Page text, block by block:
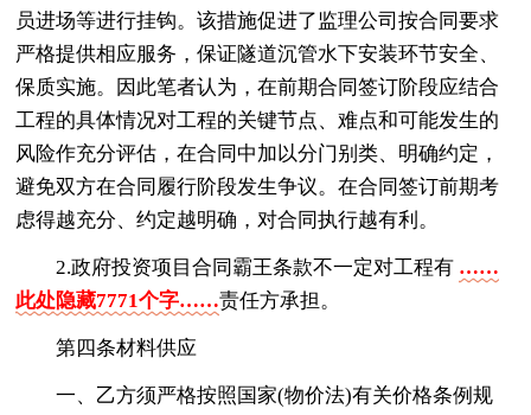
员进场等进行挂钩。该措施促进了监理公司按合同要求
严格提供相应服务，保证隧道沉管水下安装环节安全、
保质实施。因此笔者认为，在前期合同签订阶段应结合
工程的具体情况对工程的关键节点、难点和可能发生的
风险作充分评估，在合同中加以分门别类、明确约定，
避免双方在合同履行阶段发生争议。在合同签订前期考
虑得越充分、约定越明确，对合同执行越有利。
2.政府投资项目合同霸王条款不一定对工程有 ……
此处隐藏7771个字……责任方承担。
第四条材料供应
一、乙方须严格按照国家(物价法)有关价格条例规